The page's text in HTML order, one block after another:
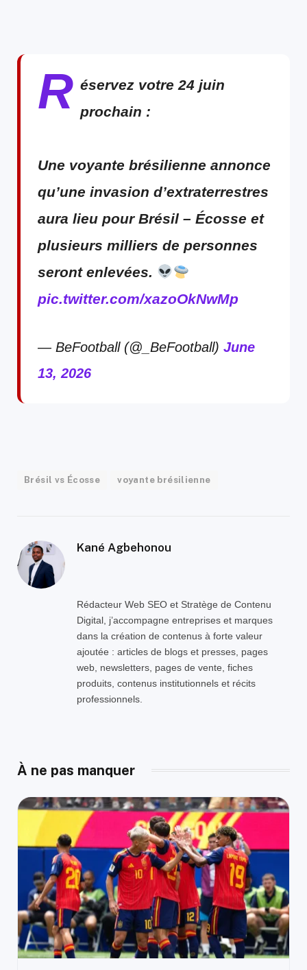
R éservez votre 24 juin
prochain :
Une voyante brésilienne annonce
qu’une invasion d’extraterrestres
aura lieu pour Brésil – Écosse et
plusieurs milliers de personnes
seront enlevées.
pic.twitter.com/xazoOkNwMp
— BeFootball (@_BeFootball) June
13, 2026
Brésil vs Écosse voyante brésilienne
Kané Agbehonou
Rédacteur Web SEO et Stratège de Contenu
Digital, j’accompagne entreprises et marques
dans la création de contenus à forte valeur
ajoutée : articles de blogs et presses, pages
web, newsletters, pages de vente, fiches
produits, contenus institutionnels et récits
professionnels.
À ne pas manquer